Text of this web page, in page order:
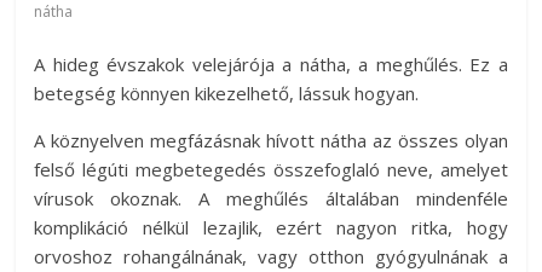
nátha
A hideg évszakok velejárója a nátha, a meghűlés. Ez a
betegség könnyen kikezelhető, lássuk hogyan.
A köznyelven megfázásnak hívott nátha az összes olyan
felső légúti megbetegedés összefoglaló neve, amelyet
vírusok okoznak. A meghűlés általában mindenféle
komplikáció nélkül lezajlik, ezért nagyon ritka, hogy
orvoshoz rohangálnának, vagy otthon gyógyulnának a